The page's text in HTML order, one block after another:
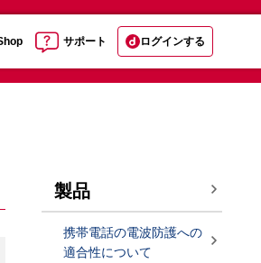
サポート ログインする
製品
携帯電話の電波防護への
適合性について